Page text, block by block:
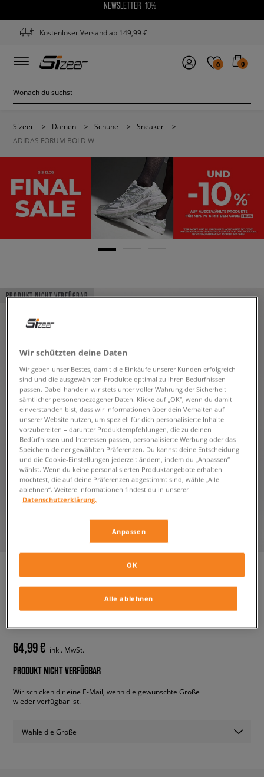
NEWSLETTER -10%
Kostenloser Versand ab 149,99 €
0 0
Sizeer > Damen > Schuhe > Sneaker
>
ADIDAS FORUM BOLD W
PRODUKT NICHT VERFÜGBAR
ADIDAS FORUM BOLD W
damen, sneaker
64,99 € inkl. MwSt.
PRODUKT NICHT VERFÜGBAR
Wir schicken dir eine E-Mail, wenn die gewünschte Größe
wieder verfügbar ist.
Wähle die Größe
Wir schützten deine Daten
Wir geben unser Bestes, damit die Einkäufe unserer Kunden erfolgreich
sind und die ausgewählten Produkte optimal zu ihren Bedürfnissen
passen. Dabei handeln wir stets unter voller Wahrung der Sicherheit
sämtlicher personenbezogener Daten. Klicke auf „OK“, wenn du damit
einverstanden bist, dass wir Informationen über dein Verhalten auf
unserer Website nutzen, um speziell für dich personalisierte Inhalte
vorzubereiten – darunter Produktempfehlungen, die zu deinen
Bedürfnissen und Interessen passen, personalisierte Werbung oder das
Speichern deiner gewählten Präferenzen. Du kannst deine Entscheidung
und die Cookie-Einstellungen jederzeit ändern, indem du „Anpassen“
wählst. Wenn du keine personalisierten Produktangebote erhalten
möchtest, die auf deine Präferenzen abgestimmt sind, wähle „Alle
ablehnen“. Weitere Informationen findest du in unserer
Datenschutzerklärung.
Anpassen
Alle ablehnen
OK